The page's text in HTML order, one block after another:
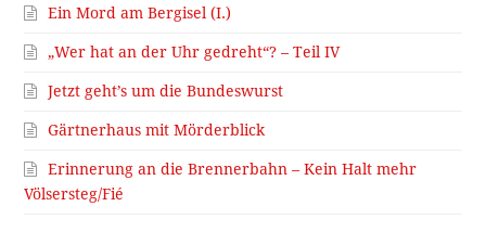
Ein Mord am Bergisel (I.)
„Wer hat an der Uhr gedreht“? – Teil IV
Jetzt geht’s um die Bundeswurst
Gärtnerhaus mit Mörderblick
Erinnerung an die Brennerbahn – Kein Halt mehr
Völsersteg/Fié